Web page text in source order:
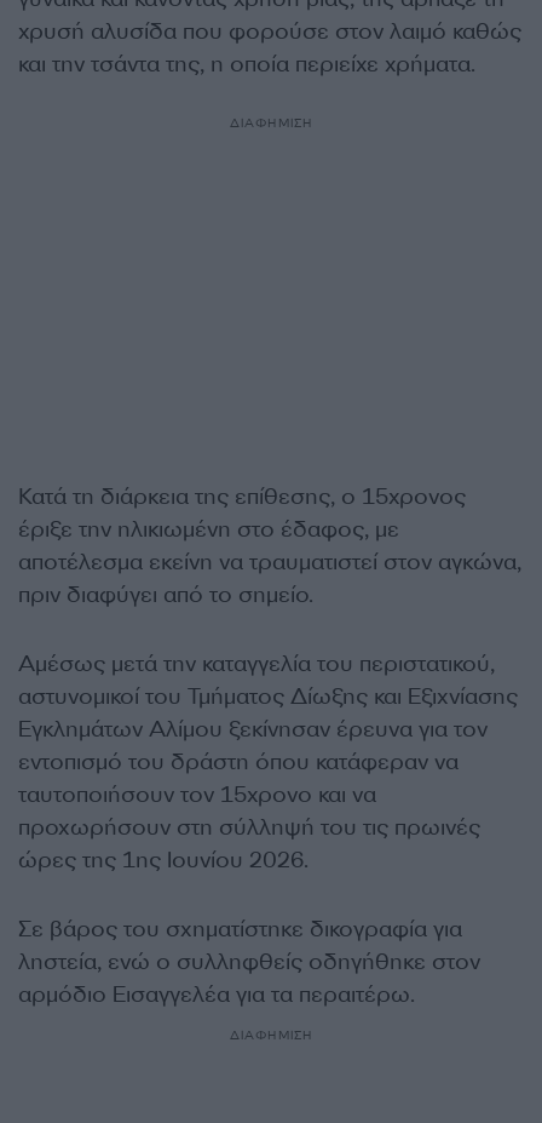
χρυσή αλυσίδα που φορούσε στον λαιμό καθώς
και την τσάντα της, η οποία περιείχε χρήματα.
ΔΙΑΦΗΜΙΣΗ
Κατά τη διάρκεια της επίθεσης, ο 15χρονος
έριξε την ηλικιωμένη στο έδαφος, με
αποτέλεσμα εκείνη να τραυματιστεί στον αγκώνα,
πριν διαφύγει από το σημείο.
Αμέσως μετά την καταγγελία του περιστατικού,
αστυνομικοί του Τμήματος Δίωξης και Εξιχνίασης
Εγκλημάτων Αλίμου ξεκίνησαν έρευνα για τον
εντοπισμό του δράστη όπου κατάφεραν να
ταυτοποιήσουν τον 15χρονο και να
προχωρήσουν στη σύλληψή του τις πρωινές
ώρες της 1ης Ιουνίου 2026.
Σε βάρος του σχηματίστηκε δικογραφία για
ληστεία, ενώ ο συλληφθείς οδηγήθηκε στον
αρμόδιο Εισαγγελέα για τα περαιτέρω.
ΔΙΑΦΗΜΙΣΗ